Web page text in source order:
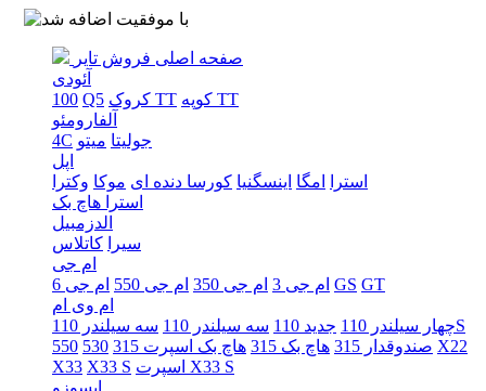
صفحه اصلی فروش تایر
آئودی
100 Q5 کروک TT
کوپه TT
آلفارومئو
4C
جولیتا میتو
اپل
استرا
امگا اینسگنیا کورسا دنده ای موکا وکترا
استرا هاچ بک
الدزمبیل
سیرا
کاتلاس
ام جی
ام جی 3
ام جی 350 ام جی 550 ام جی 6 GS GT
ام وی ام
چهار سیلندر 110
جدید 110 سه سیلندر 110
سه سیلندر 110S
صندوقدار 315
هاچ بک 315 هاچ بک اسپرت 315 530
550
X22
X33 X33 S
اسپرت X33 S
ایسوزو